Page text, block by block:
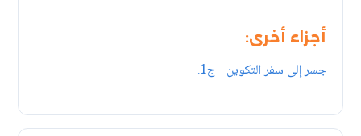
أجزاء أخرى:
جسر إلى سفر التكوين - ج1.